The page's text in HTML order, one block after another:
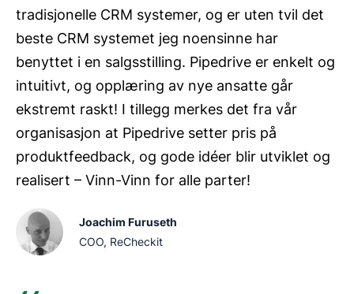
tradisjonelle CRM systemer, og er uten tvil det
beste CRM systemet jeg noensinne har
benyttet i en salgsstilling. Pipedrive er enkelt og
intuitivt, og opplæring av nye ansatte går
ekstremt raskt! I tillegg merkes det fra vår
organisasjon at Pipedrive setter pris på
produktfeedback, og gode idéer blir utviklet og
realisert – Vinn-Vinn for alle parter!
Joachim Furuseth
COO, ReCheckit